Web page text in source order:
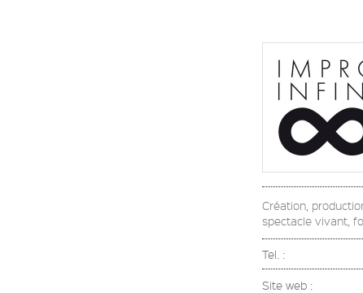
Création,
spectacle vivant,
Tel. :
Site web :